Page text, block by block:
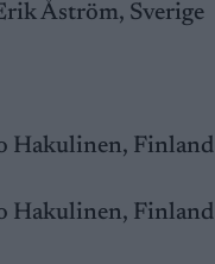
Sverige
Finland
Finland